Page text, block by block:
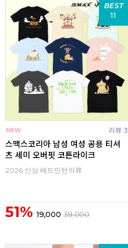
BEST
11
리뷰 3
스맥스코리아 남성 여성 공용 티셔
츠 세미 오버핏 코튼라이크
2026 신상 배드민턴의류
51% 19,000 39,000